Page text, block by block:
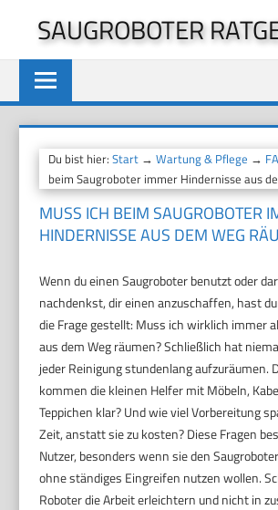
springen
SAUGROBOTER
Du bist hier:Start →Wartung & Pflege →
beim Saugroboter immer Hindernisse aus
MUSS ICH BEIM SAUGROBOTER
HINDERNISSE AUS DEM WEG
Wenn du einen Saugroboter benutzt oder
nachdenkst, dir einen anzuschaffen, hast
die Frage gestellt: Muss ich wirklich immer
aus dem Weg räumen? Schließlich hat
jeder Reinigung stundenlang aufzuräumen.
kommen die kleinen Helfer mit Möbeln,
Teppichen klar? Und wie viel Vorbereitung
Zeit, anstatt sie zu kosten? Diese Fragen
Nutzer, besonders wenn sie den
ohne ständiges Eingreifen nutzen wollen.
Roboter die Arbeit erleichtern und nicht in